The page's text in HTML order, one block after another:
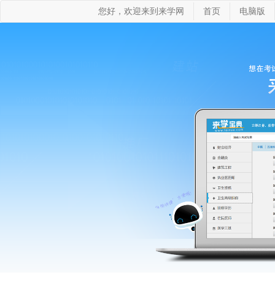
您好，欢迎来到来学网 首页 电脑版